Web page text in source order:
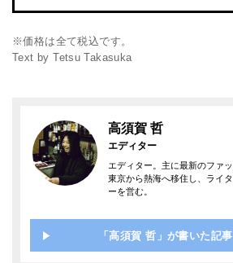
※価格は全て税込です。
Text by Tetsu Takasuka
高須賀 哲
エディター
エディター。主に最新のファ
東京から熱海へ移住し、ライ
ーを営む。
「高須賀 哲」が書いた記